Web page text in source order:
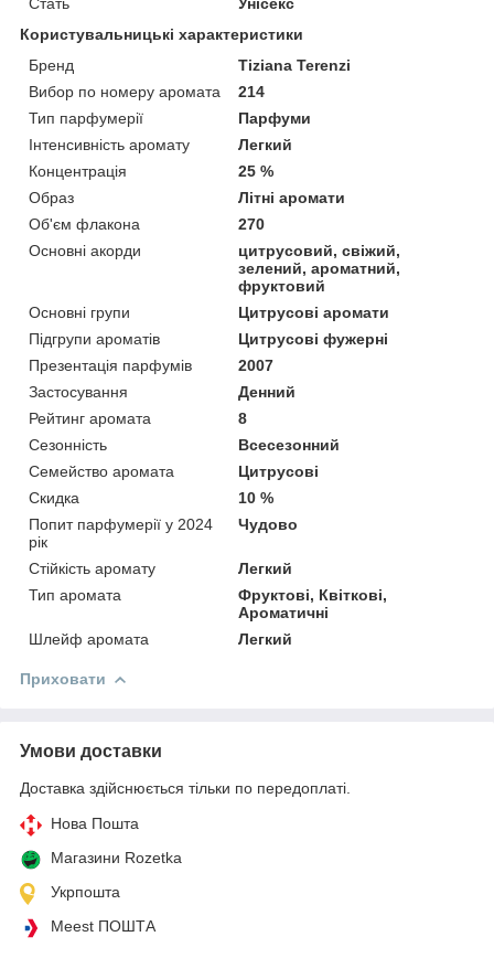
Користувальницькі характеристики
Бренд
Tiziana Terenzi
Вибор по номеру аромата
214
Тип парфумерії
Парфуми
Інтенсивність аромату
Легкий
Концентрація
25 %
Образ
Літні аромати
Об'єм флакона
270
Основні акорди
цитрусовий, свіжий,
зелений, ароматний,
фруктовий
Основні групи
Цитрусові аромати
Підгрупи ароматів
Цитрусові фужерні
Презентація парфумів
2007
Застосування
Денний
Рейтинг аромата
8
Сезонність
Всесезонний
Семейство аромата
Цитрусові
Скидка
10 %
Попит парфумерії у 2024
рік
Чудово
Стійкість аромату
Легкий
Тип аромата
Фруктові, Квіткові,
Ароматичні
Шлейф аромата
Легкий
Приховати
Умови доставки
Доставка здійснюється тільки по передоплаті.
Нова Пошта
Магазини Rozetka
Укрпошта
Meest ПОШТА